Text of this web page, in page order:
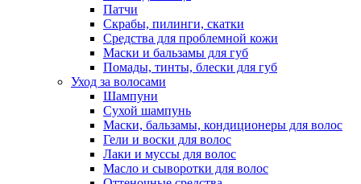
Патчи
Скрабы, пилинги, скатки
Средства для проблемной кожи
Маски и бальзамы для губ
Помады, тинты, блески для губ
Уход за волосами
Шампуни
Сухой шампунь
Маски, бальзамы, кондиционеры для волос
Гели и воски для волос
Лаки и муссы для волос
Масло и сыворотки для волос